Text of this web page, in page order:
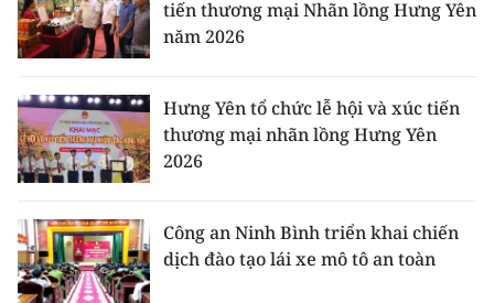
tiến thương mại Nhãn lồng Hưng Yên
năm 2026
Hưng Yên tổ chức lễ hội và xúc tiến
thương mại nhãn lồng Hưng Yên
2026
Công an Ninh Bình triển khai chiến
dịch đào tạo lái xe mô tô an toàn